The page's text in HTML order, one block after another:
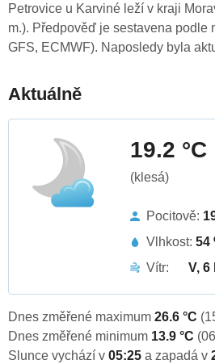
Petrovice u Karviné leží v kraji
m.). Předpověď je sestavena podle
GFS, ECMWF). Naposledy byla
Aktuálně
19.2 °C
(klesá)
Pocitově:
Vlhkost: 54
Vítr:
V, 6
Dnes změřené maximum 26.6 °C
Dnes změřené minimum 13.9 °C
Slunce vychází v 05:25 a zapadá v